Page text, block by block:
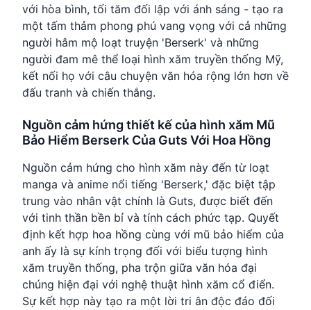
với hòa bình, tối tăm đối lập với ánh sáng - tạo ra
một tấm thảm phong phú vang vọng với cả những
người hâm mộ loạt truyện 'Berserk' và những
người đam mê thể loại hình xăm truyền thống Mỹ,
kết nối họ với câu chuyện văn hóa rộng lớn hơn về
đấu tranh và chiến thắng.
Nguồn cảm hứng thiết kế của hình xăm Mũ
Bảo Hiểm Berserk Của Guts Với Hoa Hồng
Nguồn cảm hứng cho hình xăm này đến từ loạt
manga và anime nổi tiếng 'Berserk,' đặc biệt tập
trung vào nhân vật chính là Guts, được biết đến
với tinh thần bền bỉ và tính cách phức tạp. Quyết
định kết hợp hoa hồng cùng với mũ bảo hiểm của
anh ấy là sự kính trọng đối với biểu tượng hình
xăm truyền thống, pha trộn giữa văn hóa đại
chúng hiện đại với nghệ thuật hình xăm cổ điển.
Sự kết hợp này tạo ra một lời tri ân độc đáo đối